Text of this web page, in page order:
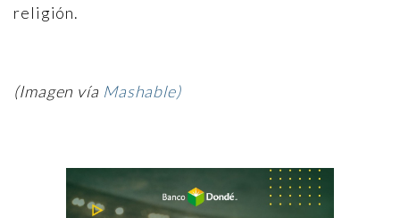
religión.
(Imagen vía Mashable)